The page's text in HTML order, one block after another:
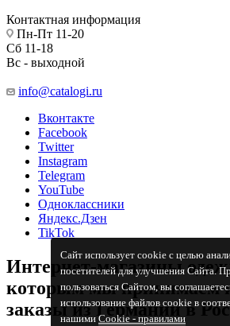
Сайт использует cookie с целью
посетителей для улучшения Сайта.
пользоваться Сайтом, вы
использование файлов cookie в
нашимиCookiе - правилами
Контактная информация
Пн-Пт 11-20
Сб 11-18
Вс - выходной
info@catalogi.ru
Вконтакте
Facebook
Twitter
Instagram
Telegram
YouTube
Одноклассники
Яндекс.Дзен
TikTok
Интернет-магазины
которым мы принимаем
заказы из Германии в